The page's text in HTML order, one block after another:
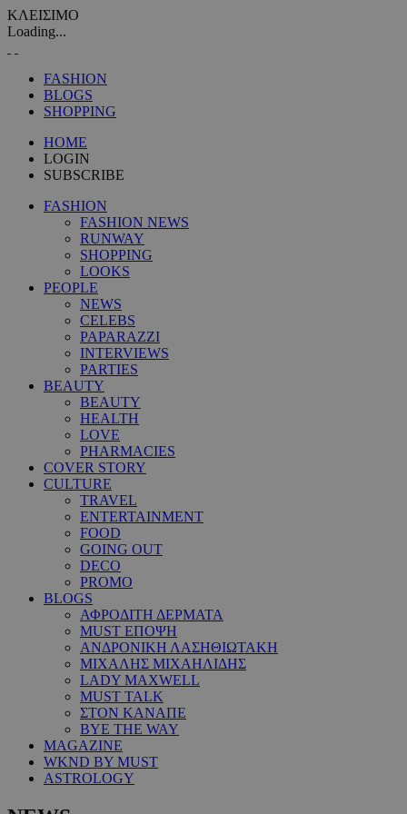
ΚΛΕΙΣΙΜΟ
Loading...
FASHION
BLOGS
SHOPPING
HOME
LOGIN
SUBSCRIBE
FASHION
FASHION NEWS
RUNWAY
SHOPPING
LOOKS
PEOPLE
NEWS
CELEBS
PAPARAZZI
INTERVIEWS
PARTIES
BEAUTY
BEAUTY
HEALTH
LOVE
PHARMACIES
COVER STORY
CULTURE
TRAVEL
ENTERTAINMENT
FOOD
GOING OUT
DECO
PROMO
BLOGS
ΑΦΡΟΔΙΤΗ ΔΕΡΜΑΤΑ
MUST ΕΠΟΨΗ
ΑΝΔΡΟΝΙΚΗ ΛΑΣΗΘΙΩΤΑΚΗ
ΜΙΧΑΛΗΣ ΜΙΧΑΗΛΙΔΗΣ
LADY MAXWELL
MUST TALK
ΣΤΟΝ ΚΑΝΑΠΕ
BYE THE WAY
MAGAZINE
WKND BY MUST
ASTROLOGY